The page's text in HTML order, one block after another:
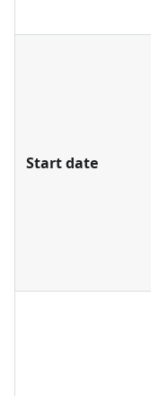
Start date